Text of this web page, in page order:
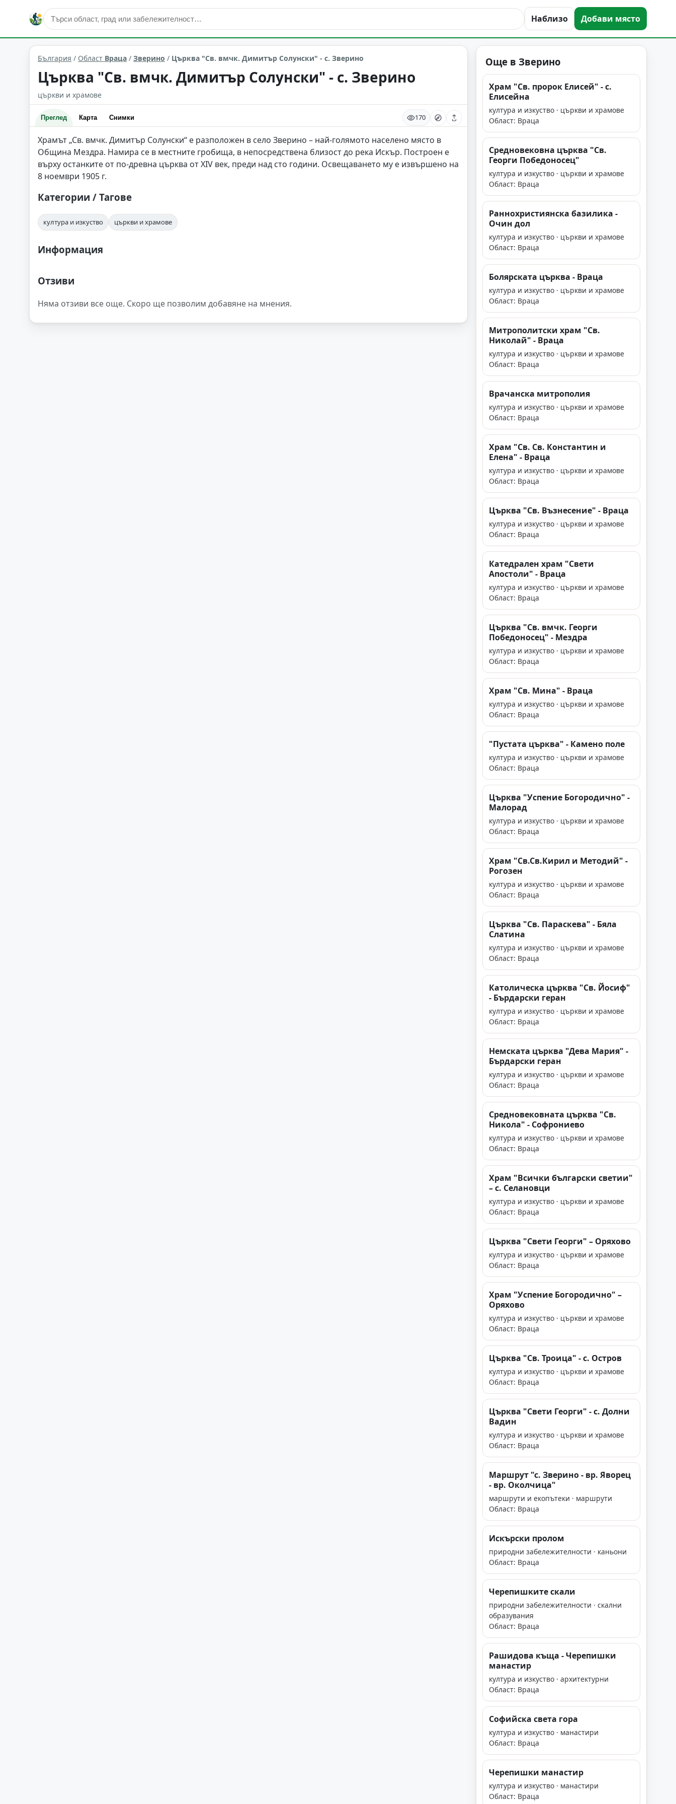
Наблизо Добави място
култура и изкуство Зверино Област: Враца
България / Област Враца / Зверино / Църква "Св. вмчк. Димитър Солунски" - с. Зверино
Църква "Св. вмчк. Димитър Солунски" - с. Зверино
църкви и храмове
Преглед Карта Снимки 170
Храмът „Св. вмчк. Димитър Солунски“ е разположен в село Зверино – най-голямото населено място в
Община Мездра. Намира се в местните гробища, в непосредствена близост до река Искър. Построен е
върху останките от по-древна църква от XIV век, преди над сто години. Освещаването му е извършено на
8 ноември 1905 г.
Категории / Тагове
култура и изкуство църкви и храмове
Информация
Отзиви
Няма отзиви все още. Скоро ще позволим добавяне на мнения.
Още в Зверино
Храм "Св. пророк Елисей" - с.
Елисейна
култура и изкуство · църкви и храмове
Област: Враца
Средновековна църква "Св.
Георги Победоносец"
култура и изкуство · църкви и храмове
Област: Враца
Раннохристиянска базилика -
Очин дол
култура и изкуство · църкви и храмове
Област: Враца
Болярската църква - Враца
култура и изкуство · църкви и храмове
Област: Враца
Митрополитски храм "Св.
Николай" - Враца
култура и изкуство · църкви и храмове
Област: Враца
Врачанска митрополия
култура и изкуство · църкви и храмове
Област: Враца
Храм "Св. Св. Константин и
Елена" - Враца
култура и изкуство · църкви и храмове
Област: Враца
Църква "Св. Възнесение" - Враца
култура и изкуство · църкви и храмове
Област: Враца
Катедрален храм "Свети
Апостоли" - Враца
култура и изкуство · църкви и храмове
Област: Враца
Църква "Св. вмчк. Георги
Победоносец" - Мездра
култура и изкуство · църкви и храмове
Област: Враца
Храм "Св. Мина" - Враца
култура и изкуство · църкви и храмове
Област: Враца
"Пустата църква" - Камено поле
култура и изкуство · църкви и храмове
Област: Враца
Църква "Успение Богородично" -
Малорад
култура и изкуство · църкви и храмове
Област: Враца
Храм "Св.Св.Кирил и Методий" -
Рогозен
култура и изкуство · църкви и храмове
Област: Враца
Църква "Св. Параскева" - Бяла
Слатина
култура и изкуство · църкви и храмове
Област: Враца
Католическа църква "Св. Йосиф"
- Бърдарски геран
култура и изкуство · църкви и храмове
Област: Враца
Немската църква "Дева Мария" -
Бърдарски геран
култура и изкуство · църкви и храмове
Област: Враца
Средновековната църква "Св.
Никола" - Софрониево
култура и изкуство · църкви и храмове
Област: Враца
Храм "Всички български светии"
– с. Селановци
култура и изкуство · църкви и храмове
Област: Враца
Църква "Свети Георги" – Оряхово
култура и изкуство · църкви и храмове
Област: Враца
Храм "Успение Богородично" –
Оряхово
култура и изкуство · църкви и храмове
Област: Враца
Църква "Св. Троица" - с. Остров
култура и изкуство · църкви и храмове
Област: Враца
Църква "Свети Георги" - с. Долни
Вадин
култура и изкуство · църкви и храмове
Област: Враца
Маршрут "с. Зверино - вр. Яворец
- вр. Околчица"
маршрути и екопътеки · маршрути
Област: Враца
Искърски пролом
природни забележителности · каньони
Област: Враца
Черепишките скали
природни забележителности · скални
образувания
Област: Враца
Рашидова къща - Черепишки
манастир
култура и изкуство · архитектурни
Област: Враца
Софийска света гора
култура и изкуство · манастири
Област: Враца
Черепишки манастир
култура и изкуство · манастири
Област: Враца